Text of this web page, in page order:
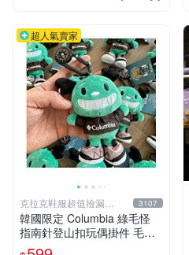
超人氣賣家
克拉克鞋服超值撿漏
KLKXF
3107
韓國限定 Columbia 綠毛怪
指南針登山扣玩偶掛件 毛絨
玩具